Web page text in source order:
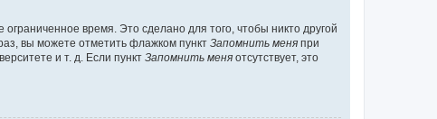
время. Это сделано для того, чтобы никто другой
вы можете отметить флажком пункт Запомнить меня при
и т. д. Если пункт Запомнить меня отсутствует, это